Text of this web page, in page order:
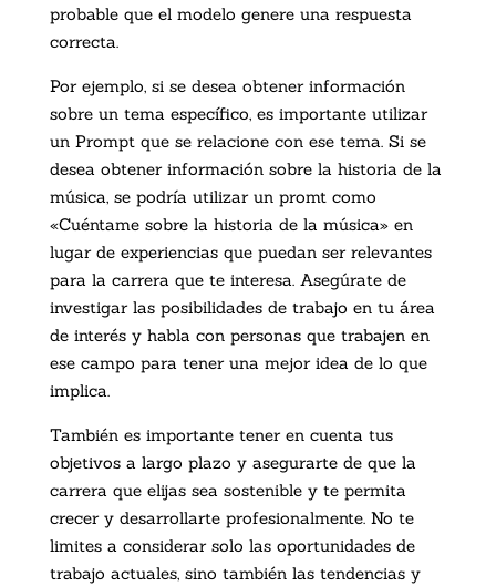
probable que el modelo genere una respuesta
correcta.
Por ejemplo, si se desea obtener información
sobre un tema específico, es importante utilizar
un Prompt que se relacione con ese tema. Si se
desea obtener información sobre la historia de la
música, se podría utilizar un promt como
«Cuéntame sobre la historia de la música» en
lugar de experiencias que puedan ser relevantes
para la carrera que te interesa. Asegúrate de
investigar las posibilidades de trabajo en tu área
de interés y habla con personas que trabajen en
ese campo para tener una mejor idea de lo que
implica.
También es importante tener en cuenta tus
objetivos a largo plazo y asegurarte de que la
carrera que elijas sea sostenible y te permita
crecer y desarrollarte profesionalmente. No te
limites a considerar solo las oportunidades de
trabajo actuales, sino también las tendencias y